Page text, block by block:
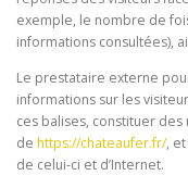
exemple, le nombre de
informations consultées),
Le prestataire externe
informations sur les
ces balises, constituer des
de https://chateaufer.fr/,
de celui-ci et d’Internet.